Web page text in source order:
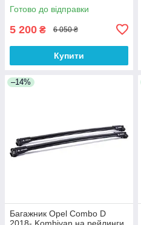
Готово до відправки
5 200 ₴ 6 050 ₴
Купити
–14%
Багажник Opel Combo D
2018- Kombivan на рейлинги